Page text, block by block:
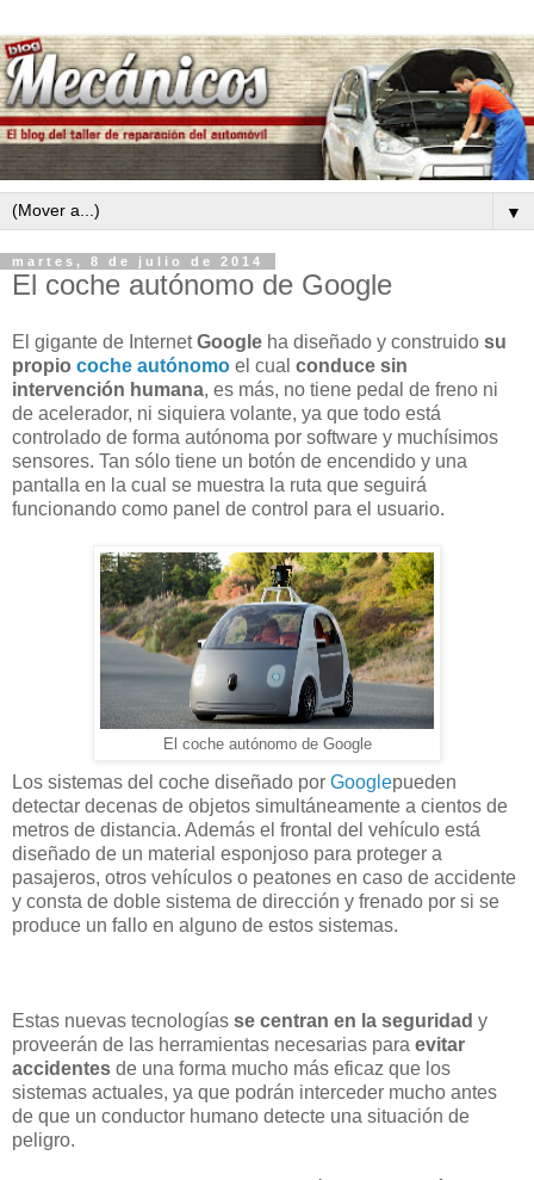
▼
martes, 8 de julio de 2014
El coche autónomo de Google
El gigante de InternetGoogle ha diseñado y construido su
propio coche autónomo el cual conduce sin
intervención humana, es más, no tiene pedal de freno ni
de acelerador, ni siquiera volante, ya que todo está
controlado de forma autónoma por software y muchísimos
sensores. Tan sólo tiene un botón de encendido y una
pantalla en la cual se muestra la ruta que seguirá
funcionando como panel de control para el usuario.
El coche autónomo de Google
Los sistemas del coche diseñado por Googlepueden
detectar decenas de objetos simultáneamente a cientos de
metros de distancia. Además el frontal del vehículo está
diseñado de un material esponjoso para proteger a
pasajeros, otros vehículos o peatones en caso de accidente
y consta de doble sistema de dirección y frenado por si se
produce un fallo en alguno de estos sistemas.
Estas nuevas tecnologías se centran en la seguridad y
proveerán de las herramientas necesarias para evitar
accidentes de una forma mucho más eficaz que los
sistemas actuales, ya que podrán interceder mucho antes
de que un conductor humano detecte una situación de
peligro.